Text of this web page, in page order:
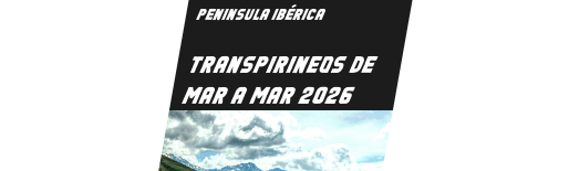
PENINSULA IBÉRICA
TRANSPIRINEOS DE
MAR A MAR 2026